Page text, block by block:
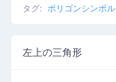
タグ: ポリゴンシンボル
左上の三角形